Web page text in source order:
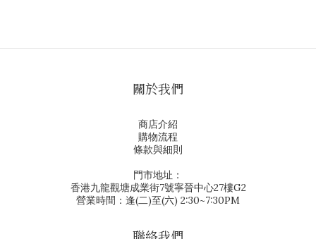
關於我們
商店介紹
購物流程
條款與細則
門市地址：
香港九龍觀塘成業街7號寧晉中心27樓G2
營業時間：逢(二)至(六) 2:30~7:30PM